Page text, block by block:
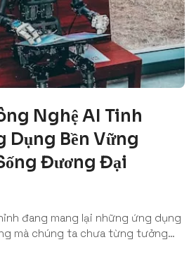
Nghệ AI Tinh
Dụng Bền Vững
Đương Đại
đang mang lại những ứng dụng
mà chúng ta chưa từng tưởng…